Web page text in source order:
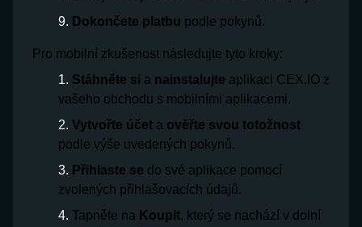
Dokončete platbu podle pokynů.
Pro mobilní zkušenost následujte tyto kroky:
Stáhněte si a nainstalujte aplikaci CEX.IO z
vašeho obchodu s mobilními aplikacemi.
Vytvořte účet a ověřte svou totožnost
podle výše uvedených pokynů.
Přihlaste se do své aplikace pomocí
zvolených přihlašovacích údajů.
Tapněte na Koupit, který se nachází v dolní